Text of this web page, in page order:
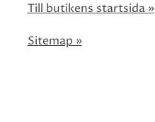
Till butikens startsida »
Sitemap »